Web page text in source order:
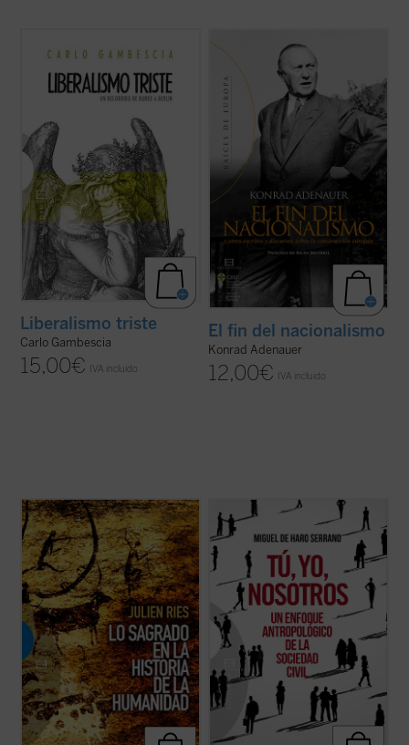
historia detallada y exhaustiva del
verificar, como se hace en el campo de la
química o de la física, la cualidad, el valor de
una sustancia. La «sustancia» examinada
Liberalismo triste
Carlo Gambescia
15,00€ IVA incluido
Junto con Jean Monnet, Robert Schuman o
Alcide De Gasperi, el canciller alemán
Konrad Adenauer fue uno de los padres de
Europa, verdadero protagonista del
proceso de integración puesto en marcha
tras la Segunda Guerra Mundial. Se
recogen en esta ... (ver ficha)
El fin del nacionalismo
Konrad Adenauer
12,00€ IVA incluido
Desde Fustel de Coulanges hasta Mircea
Eliade, la presencia de lo sagrado en las
religiones ha suscitado el interés de
etnólogos, historiadores, teólogos y
sociólogos. Hasta la época moderna, lo
sagrado ha ocupado un lugar central en la
...(ver ficha)
---¿Qué es la sociedad civil?
---Tú, yo, nosotros.
Con esta escueta fórmula, el autor resume
el fundamento de la sociedad civil: cuando
yo, desde mi soledad, busco al otro, cuando
lo necesito o me necesita; cuando otros ...
(ver ficha)